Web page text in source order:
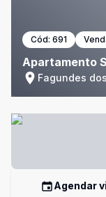
Cód: 691
Apartamento
Fagundes
Agendar